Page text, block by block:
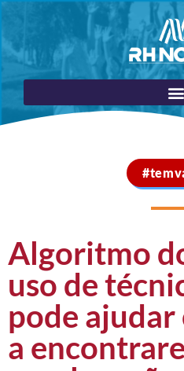
Algoritmo
uso de
pode
a